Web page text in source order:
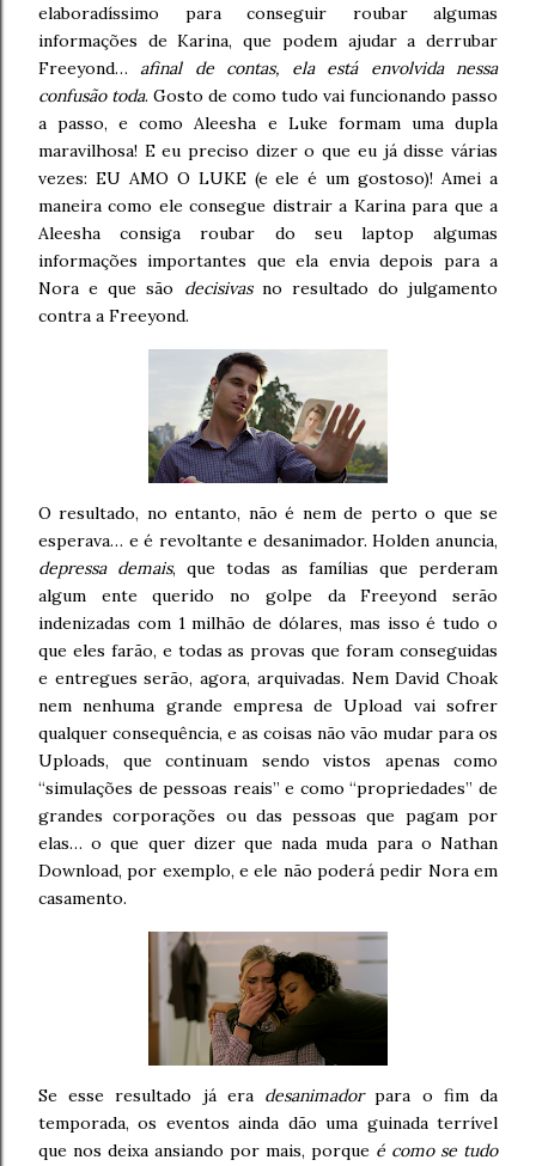
elaboradíssimo para conseguir roubar algumas
informações de Karina, que podem ajudar a derrubar
Freeyond…afinal de contas, ela está envolvida nessa
confusão toda. Gosto de como tudo vai funcionando passo
a passo, e como Aleesha e Luke formam uma dupla
maravilhosa! E eu preciso dizer o que eu já disse várias
vezes: EU AMO O LUKE (e ele é um gostoso)! Amei a
maneira como ele consegue distrair a Karina para que a
Aleesha consiga roubar do seu laptop algumas
informações importantes que ela envia depois para a
Nora e que são decisivasno resultado do julgamento
contra a Freeyond.
O resultado, no entanto, não é nem de perto o que se
esperava… e é revoltante e desanimador. Holden anuncia,
depressa demais, que todas as famílias que perderam
algum ente querido no golpe da Freeyond serão
indenizadas com 1 milhão de dólares, mas isso é tudo o
que eles farão, e todas as provas que foram conseguidas
e entregues serão, agora, arquivadas. Nem David Choak
nem nenhuma grande empresa de Upload vai sofrer
qualquer consequência, e as coisas não vão mudar para os
Uploads, que continuam sendo vistos apenas como
“simulações de pessoas reais” e como “propriedades” de
grandes corporações ou das pessoas que pagam por
elas… o que quer dizer que nada muda para o Nathan
Download, por exemplo, e ele não poderá pedir Nora em
casamento.
Se esse resultado já era desanimadorpara o fim da
temporada, os eventos ainda dão uma guinada terrível
que nos deixa ansiando por mais, porque é como se tudo